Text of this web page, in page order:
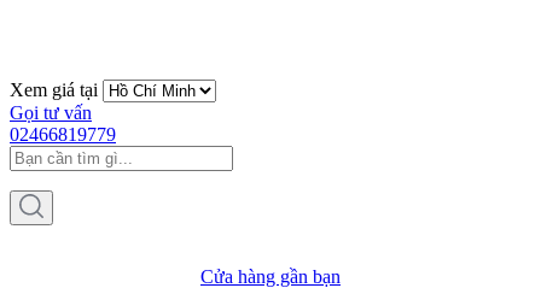
Xem giá tại
Gọi tư vấn
02466819779
Cửa hàng gần bạn